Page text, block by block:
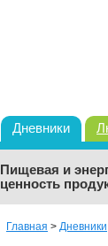
Дневники
Пищевая и
ценность
Главная > Дневники